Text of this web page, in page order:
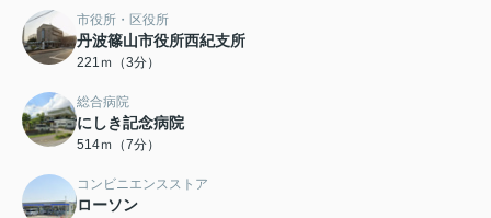
市役所・区役所
丹波篠山市役所西紀支所
221ｍ（3分）
総合病院
にしき記念病院
514ｍ（7分）
コンビニエンスストア
ローソン